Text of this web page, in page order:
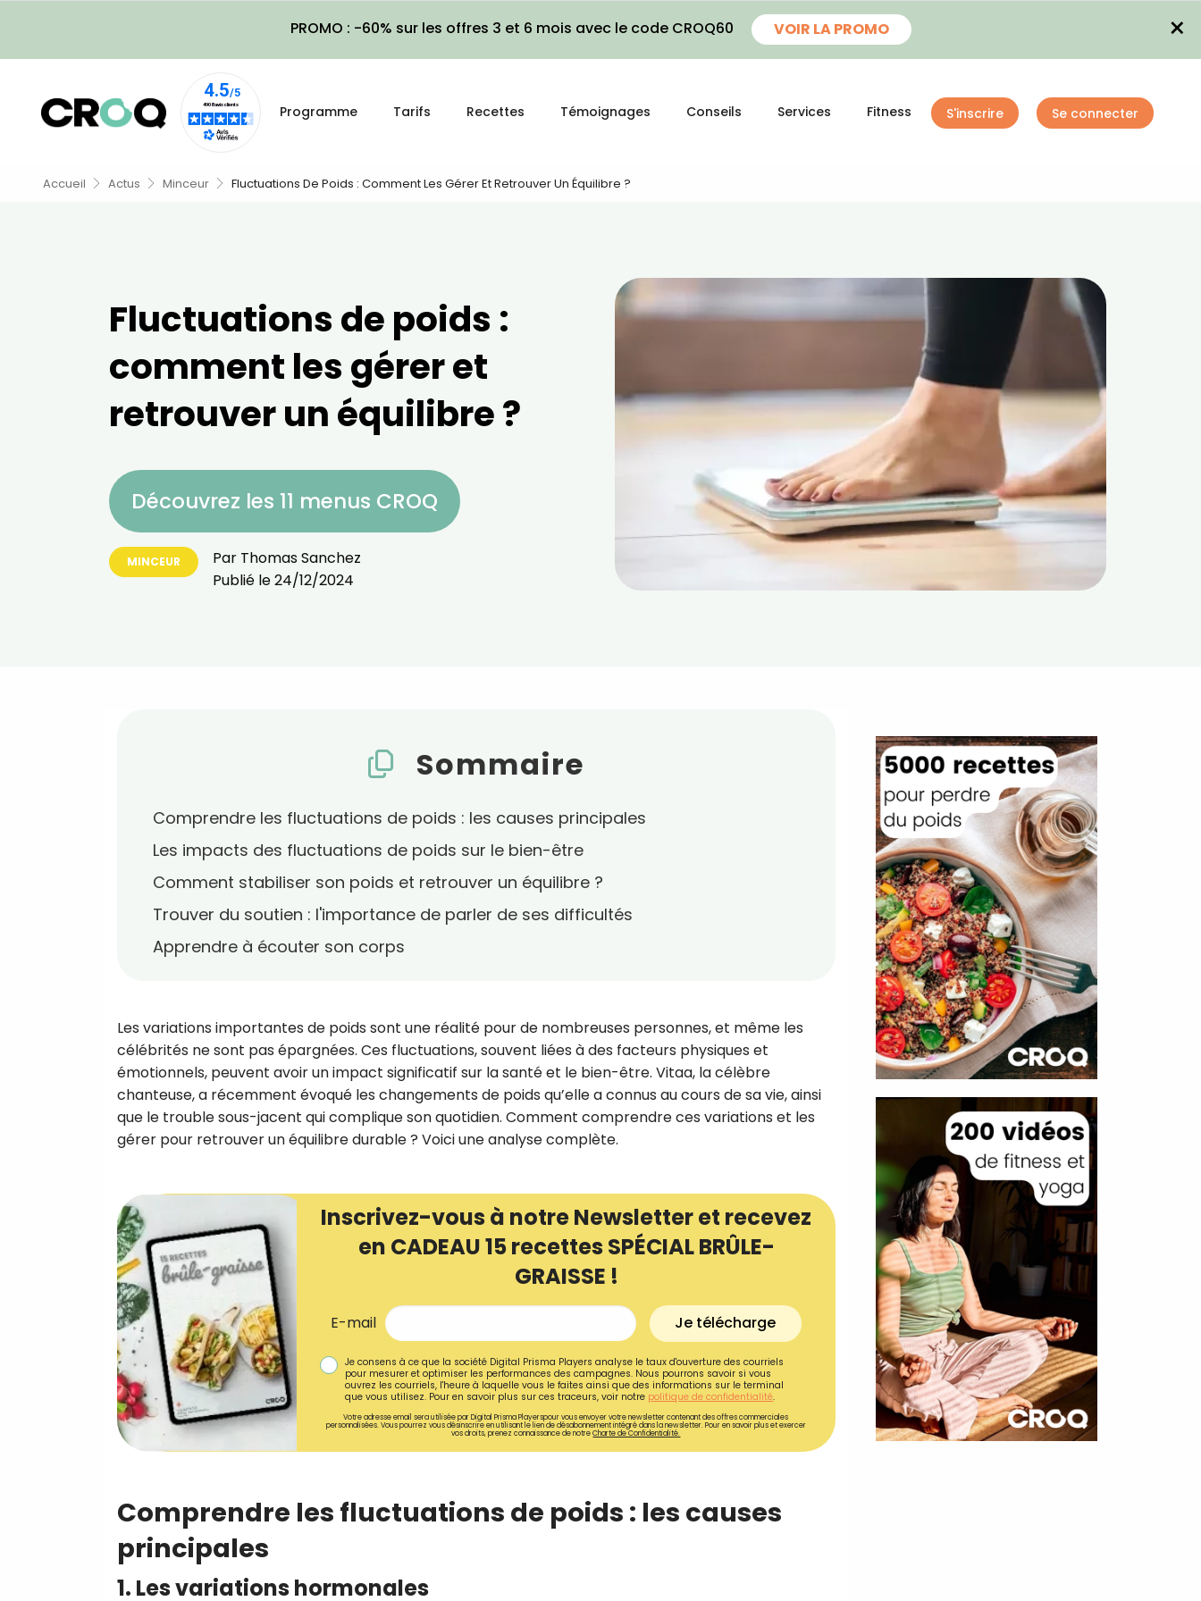
PROMO : -60% sur les offres 3 et 6 mois avec le code CROQ60 VOIR LA PROMO ×
Programme Tarifs Recettes Témoignages Conseils Services Fitness S'inscrire Se connecter
Accueil Actus Minceur Fluctuations De Poids : Comment Les Gérer Et Retrouver Un Équilibre ?
Fluctuations de poids :
comment les gérer et
retrouver un équilibre ?
Découvrez les 11 menus CROQ
MINCEUR Par Thomas Sanchez
Publié le24/12/2024
Sommaire
Comprendre les fluctuations de poids : les causes principales
Les impacts des fluctuations de poids sur le bien-être
Comment stabiliser son poids et retrouver un équilibre ?
Trouver du soutien : l'importance de parler de ses difficultés
Apprendre à écouter son corps
Les variations importantes de poids sont une réalité pour de nombreuses personnes, et même les
célébrités ne sont pas épargnées. Ces fluctuations, souvent liées à des facteurs physiques et
émotionnels, peuvent avoir un impact significatif sur la santé et le bien-être. Vitaa, la célèbre
chanteuse, a récemment évoqué les changements de poids qu’elle a connus au cours de sa vie, ainsi
que le trouble sous-jacent qui complique son quotidien. Comment comprendre ces variations et les
gérer pour retrouver un équilibre durable ? Voici une analyse complète.
Inscrivez-vous à notre Newsletter et recevez
en CADEAU 15 recettes SPÉCIAL BRÛLE-
GRAISSE !
E-mail Je télécharge
Je consens à ce que la société Digital Prisma Players analyse le taux d'ouverture des courriels
pour mesurer et optimiser les performances des campagnes. Nous pourrons savoir si vous
ouvrez les courriels, l'heure à laquelle vous le faites ainsi que des informations sur le terminal
que vous utilisez. Pour en savoir plus sur ces traceurs, voir notre politique de confidentialité.
Votre adresse email sera utilisée par Digital Prisma Playerspour vous envoyer votre newsletter contenant des offres commerciales
personnalisées. Vous pourrez vous désinscrire en utilisant le lien de désabonnement intégré dans la newsletter. Pour en savoir plus et exercer
vos droits, prenez connaissance de notreCharte de Confidentialité.
Comprendre les fluctuations de poids : les causes
principales
1. Les variations hormonales
Recevez gratuitement 180
recettes inédites de CROQ